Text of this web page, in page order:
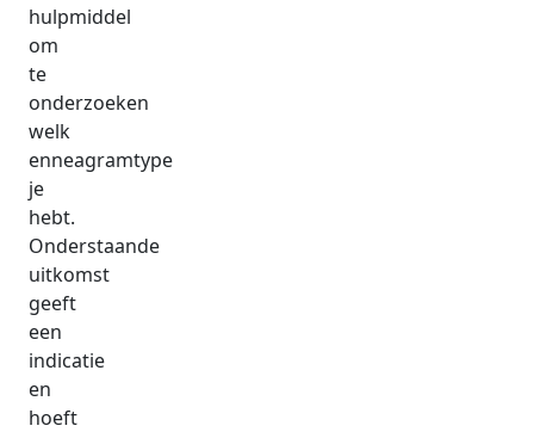
hulpmiddel
om
te
onderzoeken
welk
enneagramtype
je
hebt.
Onderstaande
uitkomst
geeft
een
indicatie
en
hoeft